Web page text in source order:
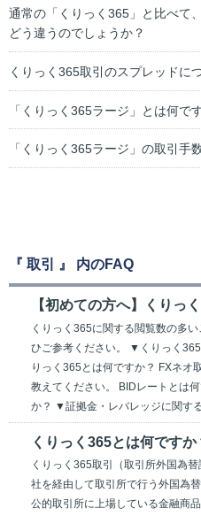
通常の「くりっく365」と比べて
どう違うのでしょうか？
くりっく365取引のスプレッドに
「くりっく365ラージ」とは何で
「くりっく365ラージ」の取引手
『 取引 』 内のFAQ
【初めての方へ】くりっ
くりっく365に関する閲覧数の多
ひご参考ください。 ▼くりっく
りっく365とは何ですか？ FXネオ
教えてください。 BIDレートとは
か？ ▼証拠金・レバレッジに関す
くりっく365とは何ですか
くりっく365取引（取引所外国為
社を経由して取引所で行う外国為
公的取引所に上場している金融商